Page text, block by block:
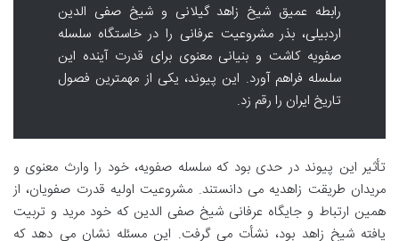
رابطه عمیق شیخ زاهد گیلانی و شیخ صفی الدین
اردبیلی، بذر مشروعیت عرفانی را در خاستگاه سلسله
صفویه کاشت و بنیانی معنوی برای قدرت آینده این
سلسله فراهم آورد. این پیوند، یکی از مهمترین فصول
تاریخ ایران را رقم زد.
تأثیر این پیوند در حدی بود که سلسله صفویه، خود را وارث معنوی و
مریدان طریقت زاهدیه می دانستند. مشروعیت اولیه قدرت صفویان، از
همین ارتباط و جایگاه عرفانی شیخ صفی الدین که خود مرید و تربیت
یافته شیخ زاهد بود، نشأت می گرفت. این مسئله نشان می دهد که